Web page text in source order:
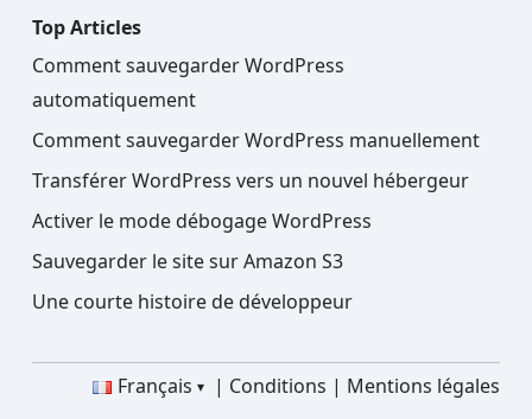
Top Articles
Comment sauvegarder WordPress
automatiquement
Comment sauvegarder WordPress manuellement
Transférer WordPress vers un nouvel hébergeur
Activer le mode débogage WordPress
Sauvegarder le site sur Amazon S3
Une courte histoire de développeur
Français Conditions Mentions légales